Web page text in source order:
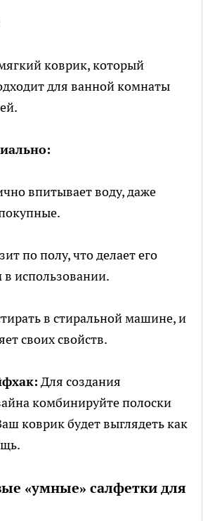
коврик, который
для ванной комнаты
впитывает воду, даже
по полу, что делает его
использовании.
в стиральной машине, и
своих свойств.
Для создания
комбинируйте полоски
коврик будет выглядеть как
«умные» салфетки для